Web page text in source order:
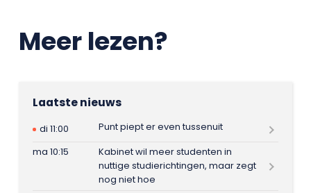
Meer lezen?
Laatste nieuws
di 11:00
Punt piept er even tussenuit
ma 10:15
Kabinet wil meer studenten in
nuttige studierichtingen, maar zegt
nog niet hoe